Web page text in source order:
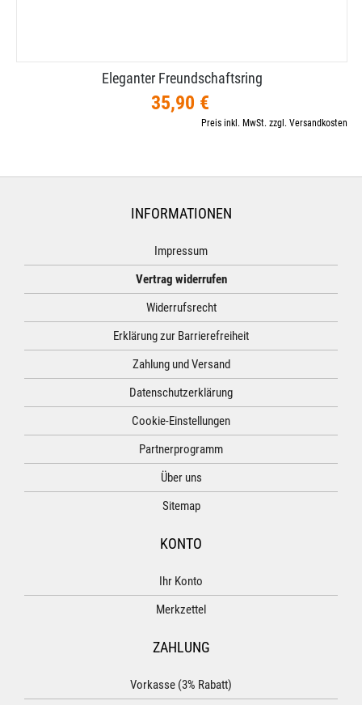
Eleganter Freundschaftsring
35,90 €
Preis inkl. MwSt. zzgl. Versandkosten
INFORMATIONEN
Impressum
Vertrag widerrufen
Widerrufsrecht
Erklärung zur Barrierefreiheit
Zahlung und Versand
Datenschutzerklärung
Cookie-Einstellungen
Partnerprogramm
Über uns
Sitemap
KONTO
Ihr Konto
Merkzettel
ZAHLUNG
Vorkasse (3% Rabatt)